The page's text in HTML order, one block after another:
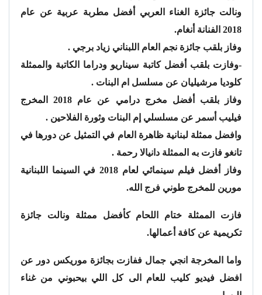
ونالت جائزة الغناء العربي أفضل مطربة عربية عن عام
2018 الفنانة أنغام.
وفاز بلقب جائزة نجم العام اللبناني زياد برجي .
-وفازت بلقب أفضل كاتبة سيناريو ودراما الكاتبة والممثلة
كلوديا مرشيليان عن مسلسل ام البنات .
وفاز بلقب أفضل مخرج درامي عن عام 2018 المخرج
فيليب أسمر عن مسلسلي إم البنات وثورة الفلاحين .
وافضل ممثلة لبنانية ظاهرة العام في التمثيل عن دورها في
تانغو فازت به الممثلة دانيالا رحمة .
وفاز أفضل فيلم سينمائي لعام 2018 في السينما اللبنانية
مورين للمخرج طوني فرج الله.
فازت الممثلة ختام اللحام كأفضل ممثلة ونالت جائزة
تكريمية عن كافة أعمالها.
‏‎واما المخرجة انجي جمال ففازت بجائزة موريكس دور عن
افضل فيديو كليب للعام ‎الى كل اللي بيحبوني من غناء